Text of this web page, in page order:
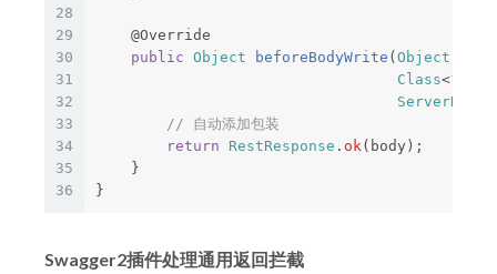
28
29
30
31
32
33
34
35
36
@Override
public Object beforeBodyWrite ( Object
Class<?
// 自动添加包装
return
RestResponse . ok( body );
}
}
Swagger2插件处理通用返回拦截